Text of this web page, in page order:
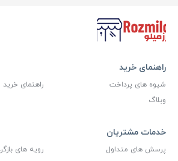
راهنمای خرید
شیوه های پرداخت
راهنمای خرید
وبلاگ
خدمات مشتریان
پرسش های متداول
رویه های